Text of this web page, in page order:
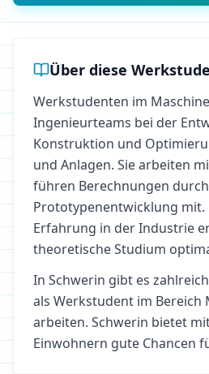
Über diese
Werkstudenten im
Ingenieurteams bei der
Konstruktion und
und Anlagen. Sie arbeiten
führen Berechnungen
Prototypenentwicklung mit.
Erfahrung in der Industrie
theoretische Studium
In Schwerin gibt es
als Werkstudent im Bereich
arbeiten. Schwerin bietet
Einwohnern gute Chancen